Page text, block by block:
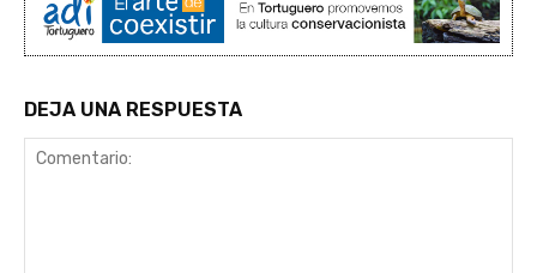
DEJA UNA RESPUESTA